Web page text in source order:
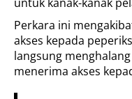
Perkara ini
akses kepada
langsung
menerima akses